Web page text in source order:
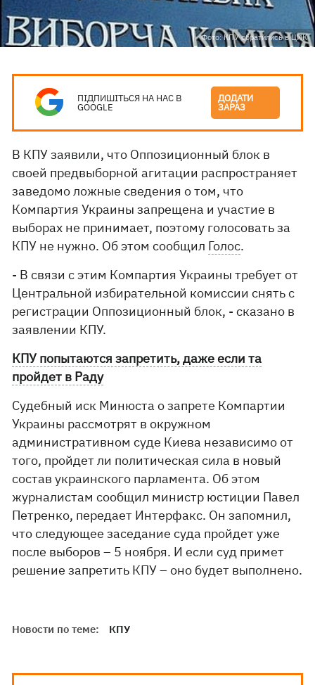
Фото: КПУ обратились в ЦИК
ПІДПИШІТЬСЯ НА НАС В
GOOGLE
ДОДАТИ
ЗАРАЗ
В КПУ заявили, что Оппозиционный блок в
своей предвыборной агитации распространяет
заведомо ложные сведения о том, что
Компартия Украины запрещена и участие в
выборах не принимает, поэтому голосовать за
КПУ не нужно. Об этом сообщил Голос.
- В связи с этим Компартия Украины требует от
Центральной избирательной комиссии снять с
регистрации Оппозиционный блок, - сказано в
заявлении КПУ.
КПУ попытаются запретить, даже если та
пройдет в Раду
Судебный иск Минюста о запрете Компартии
Украины рассмотрят в окружном
административном суде Киева независимо от
того, пройдет ли политическая сила в новый
состав украинского парламента. Об этом
журналистам сообщил министр юстиции Павел
Петренко, передает Интерфакс. Он запомнил,
что следующее заседание суда пройдет уже
после выборов – 5 ноября. И если суд примет
решение запретить КПУ – оно будет выполнено.
Новости по теме: КПУ